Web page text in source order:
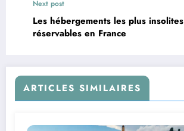
Next post
Les hébergements les plus insolites
réservables en France
ARTICLES SIMILAIRES